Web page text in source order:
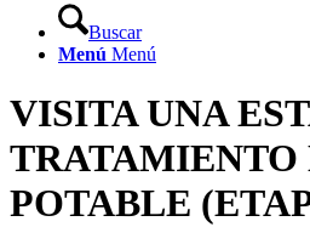
Buscar
Menú Menú
VISITA UNA
TRATAMIENTO
POTABLE